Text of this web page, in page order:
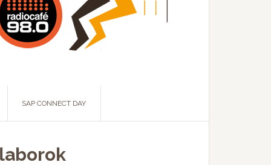
SAP CONNECT DAY